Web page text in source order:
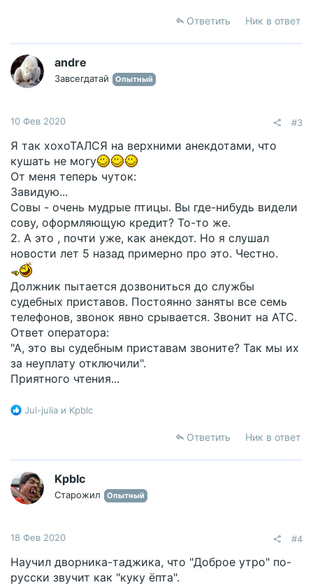
ц
и
и
:
Ответить Ник в ответ
andre
Завсегдатай Опытный
10 Фев 2020 #3
Я так хохоТАЛСЯ на верхними анекдотами, что
кушать не могу
От меня теперь чуток:
Завидую...
Совы - очень мудрые птицы. Вы где-нибудь видели
сову, оформляющую кредит? То-то же.
2. А это , почти уже, как анекдот. Но я слушал
новости лет 5 назад примерно про это. Честно.
Должник пытается дозвониться до службы
судебных приставов. Постоянно заняты все семь
телефонов, звонок явно срывается. Звонит на АТС.
Ответ оператора:
"А, это вы судебным приставам звоните? Так мы их
за неуплату отключили".
Приятного чтения...
Р
ц
и
и
:
Jul-julia и Kpblc
Ответить Ник в ответ
Kpblc
Старожил Опытный
18 Фев 2020 #4
Научил дворника-таджика, что "Доброе утро" по-
русски звучит как "куку ёпта".